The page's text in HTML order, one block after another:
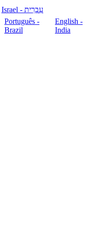
עִבְרִית - Israel
Português -
Brazil
English -
India